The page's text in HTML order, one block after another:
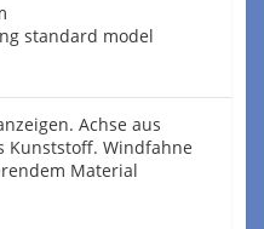
standard model
Achse aus
Kunststoff. Windfahne
Material